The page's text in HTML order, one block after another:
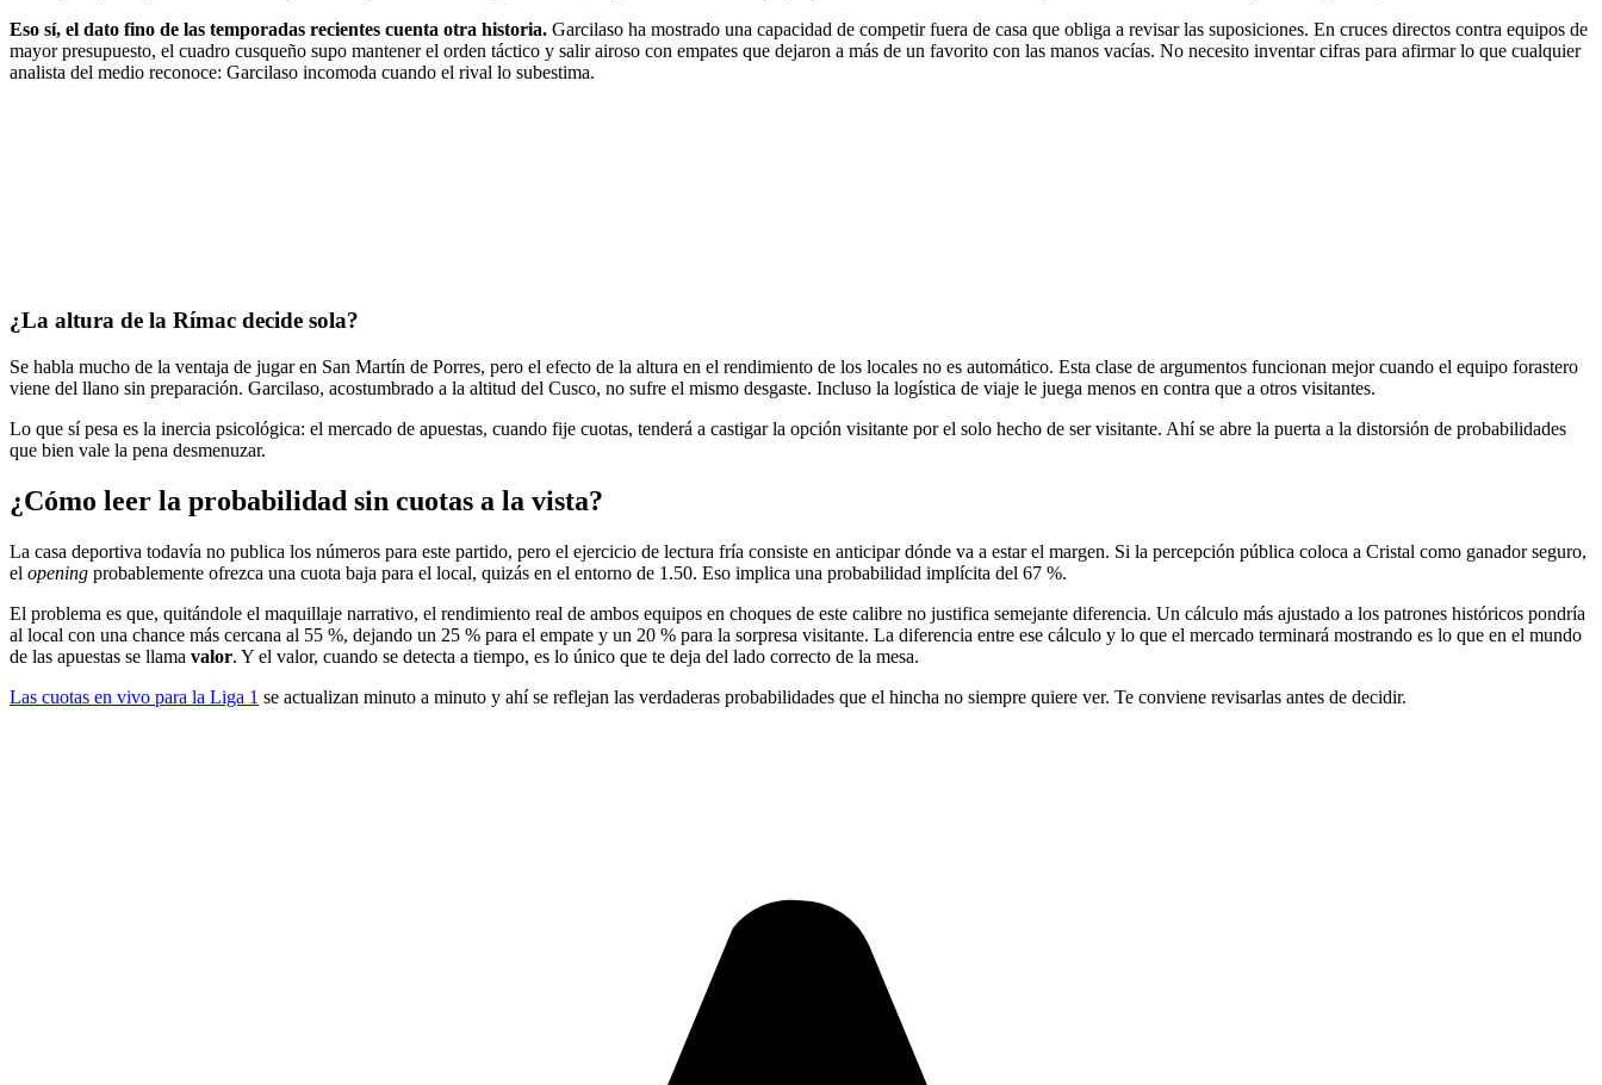
Eso sí, el dato fino de las temporadas recientes cuenta otra historia. Garcilaso ha mostrado una capacidad de competir fuera de casa que obliga a revisar las suposiciones. En cruces directos contra equipos de
mayor presupuesto, el cuadro cusqueño supo mantener el orden táctico y salir airoso con empates que dejaron a más de un favorito con las manos vacías. No necesito inventar cifras para afirmar lo que cualquier
analista del medio reconoce: Garcilaso incomoda cuando el rival lo subestima.
¿La altura de la Rímac decide sola?
Se habla mucho de la ventaja de jugar en San Martín de Porres, pero el efecto de la altura en el rendimiento de los locales no es automático. Esta clase de argumentos funcionan mejor cuando el equipo forastero
viene del llano sin preparación. Garcilaso, acostumbrado a la altitud del Cusco, no sufre el mismo desgaste. Incluso la logística de viaje le juega menos en contra que a otros visitantes.
Lo que sí pesa es la inercia psicológica: el mercado de apuestas, cuando fije cuotas, tenderá a castigar la opción visitante por el solo hecho de ser visitante. Ahí se abre la puerta a la distorsión de probabilidades
que bien vale la pena desmenuzar.
¿Cómo leer la probabilidad sin cuotas a la vista?
La casa deportiva todavía no publica los números para este partido, pero el ejercicio de lectura fría consiste en anticipar dónde va a estar el margen. Si la percepción pública coloca a Cristal como ganador seguro,
el opening probablemente ofrezca una cuota baja para el local, quizás en el entorno de 1.50. Eso implica una probabilidad implícita del 67 %.
El problema es que, quitándole el maquillaje narrativo, el rendimiento real de ambos equipos en choques de este calibre no justifica semejante diferencia. Un cálculo más ajustado a los patrones históricos pondría
al local con una chance más cercana al 55 %, dejando un 25 % para el empate y un 20 % para la sorpresa visitante. La diferencia entre ese cálculo y lo que el mercado terminará mostrando es lo que en el mundo
de las apuestas se llama valor. Y el valor, cuando se detecta a tiempo, es lo único que te deja del lado correcto de la mesa.
Las cuotas en vivo para la Liga 1 se actualizan minuto a minuto y ahí se reflejan las verdaderas probabilidades que el hincha no siempre quiere ver. Te conviene revisarlas antes de decidir.